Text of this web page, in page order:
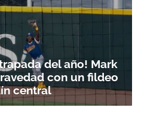
del año! Mark
con un fildeo
central